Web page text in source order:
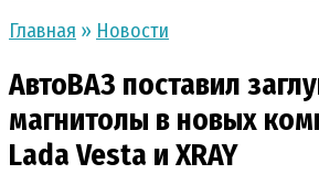
Главная » Новости
АвтоВАЗ поставил
магнитолы в новых
Lada Vesta и XRAY